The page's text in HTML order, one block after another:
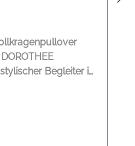
Begleiter in